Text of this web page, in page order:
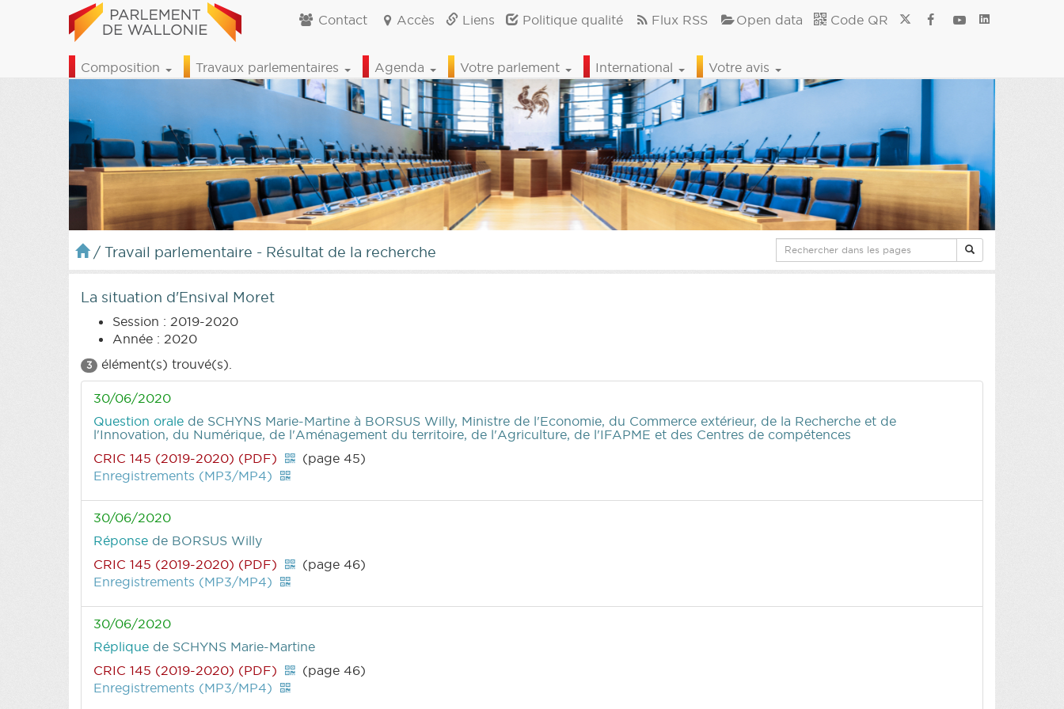
Contact Accès Liens Politique qualité Flux RSS Open data Code QR
Composition Travaux parlementaires Agenda Votre parlement International Votre avis
/ Travail parlementaire - Résultat de la recherche
La situation d'Ensival Moret
Session : 2019-2020
Année : 2020
3 élément(s) trouvé(s).
30/06/2020
Question orale de SCHYNS Marie-Martine à BORSUS Willy, Ministre de l'Economie, du Commerce extérieur, de la Recherche et de
l'Innovation, du Numérique, de l'Aménagement du territoire, de l'Agriculture, de l'IFAPME et des Centres de compétences
CRIC 145 (2019-2020) (PDF)
(page 45)
Enregistrements (MP3/MP4)
30/06/2020
Réponse de BORSUS Willy
CRIC 145 (2019-2020) (PDF)
(page 46)
Enregistrements (MP3/MP4)
30/06/2020
Réplique de SCHYNS Marie-Martine
CRIC 145 (2019-2020) (PDF)
(page 46)
Enregistrements (MP3/MP4)